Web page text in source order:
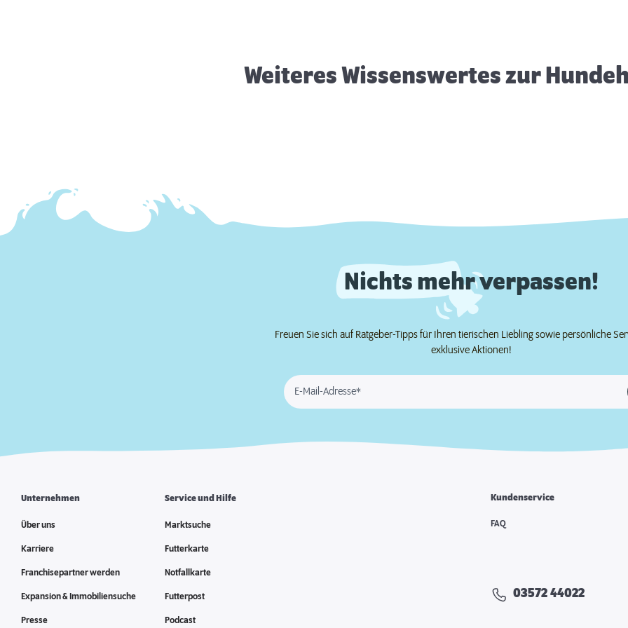
Weiteres Wissenswertes zur
Nichts mehr verpassen!
Freuen Sie sich auf Ratgeber-Tipps für Ihren tierischen Liebling sowie persönliche
exklusive Aktionen!
E-Mail-Adresse*
Unternehmen
Über uns
Karriere
Franchisepartner werden
Expansion & Immobiliensuche
Presse
Service und Hilfe
Marktsuche
Futterkarte
Notfallkarte
Futterpost
Podcast
Kundenservice
FAQ
03572 44022